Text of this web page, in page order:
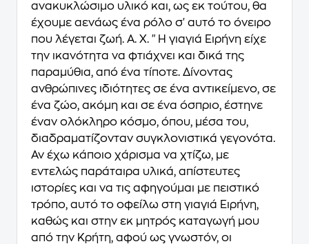
ανακυκλώσιμο υλικό και, ως εκ τούτου, θα
έχουμε αενάως ένα ρόλο σ' αυτό το όνειρο
που λέγεται ζωή. Α. Χ. "Η γιαγιά Ειρήνη είχε
την ικανότητα να φτιάχνει και δικά της
παραμύθια, από ένα τίποτε. Δίνοντας
ανθρώπινες ιδιότητες σε ένα αντικείμενο, σε
ένα ζώο, ακόμη και σε ένα όσπριο, έστηνε
έναν ολόκληρο κόσμο, όπου, μέσα του,
διαδραματίζονταν συγκλονιστικά γεγονότα.
Αν έχω κάποιο χάρισμα να χτίζω, με
εντελώς παράταιρα υλικά, απίστευτες
ιστορίες και να τις αφηγούμαι με πειστικό
τρόπο, αυτό το οφείλω στη γιαγιά Ειρήνη,
καθώς και στην εκ μητρός καταγωγή μου
από την Κρήτη, αφού ως γνωστόν, οι